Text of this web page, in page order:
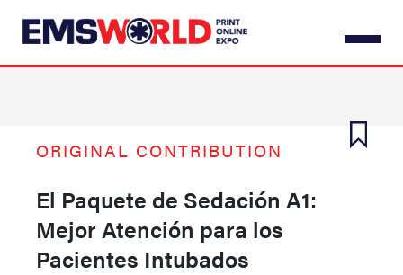
ORIGINAL CONTRIBUTION
El Paquete de Sedación A1:
Mejor Atención para los
Pacientes Intubados